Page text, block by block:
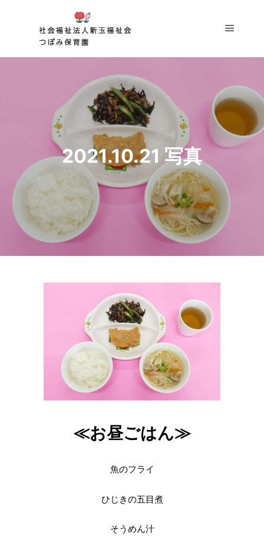
2021.10.21 写真
≪お昼ごはん≫
魚のフライ
ひじきの五目煮
そうめん汁